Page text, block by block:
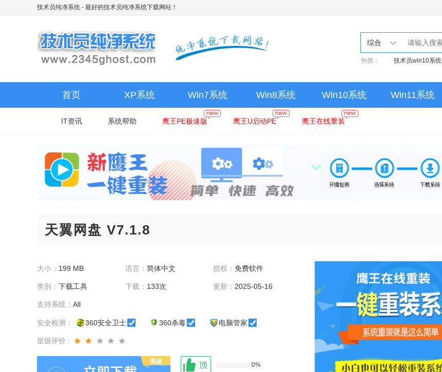
技术员纯净系统 - 最好的技术员纯净系统下载网站！
综合
热搜： 技术员win10系统
首页 XP系统 Win7系统 Win8系统 Win10系统 Win11系统
IT资讯 系统帮助 鹰王PE极速版 鹰王U启动PE 鹰王在线重装
天翼网盘 V7.1.8
大小： 199 MB 语言： 简体中文 授权：免费软件
类别： 下载工具 下载： 133次 更新： 2025-05-16
支持系统： All
安全检测： 360安全卫士 360杀毒 电脑管家
星级评价 :
0%